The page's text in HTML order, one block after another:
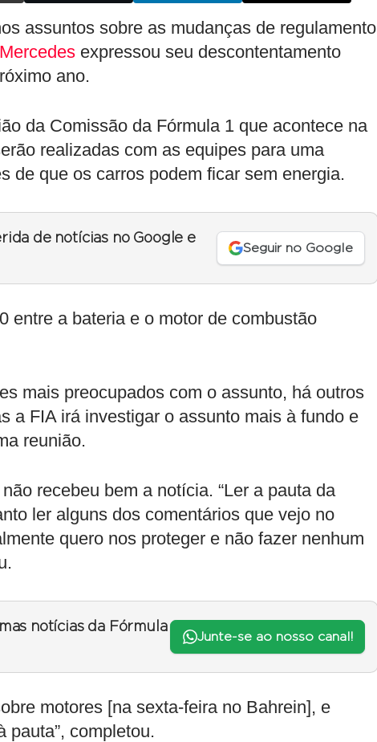
assuntos sobre as mudanças de regulamento
Mercedes expressou seu descontentamento
ano.
da Comissão da Fórmula 1 que acontece na
realizadas com as equipes para uma
de que os carros podem ficar sem energia.
de notícias no Google e
Seguir no Google
entre a bateria e o motor de combustão
mais preocupados com o assunto, há outros
a FIA irá investigar o assunto mais à fundo e
reunião.
recebeu bem a notícia. “Ler a pauta da
ler alguns dos comentários que vejo no
quero nos proteger e não fazer nenhum
notícias da Fórmula
Junte-se ao nosso canal!
motores [na sexta-feira no Bahrein], e
pauta”, completou.